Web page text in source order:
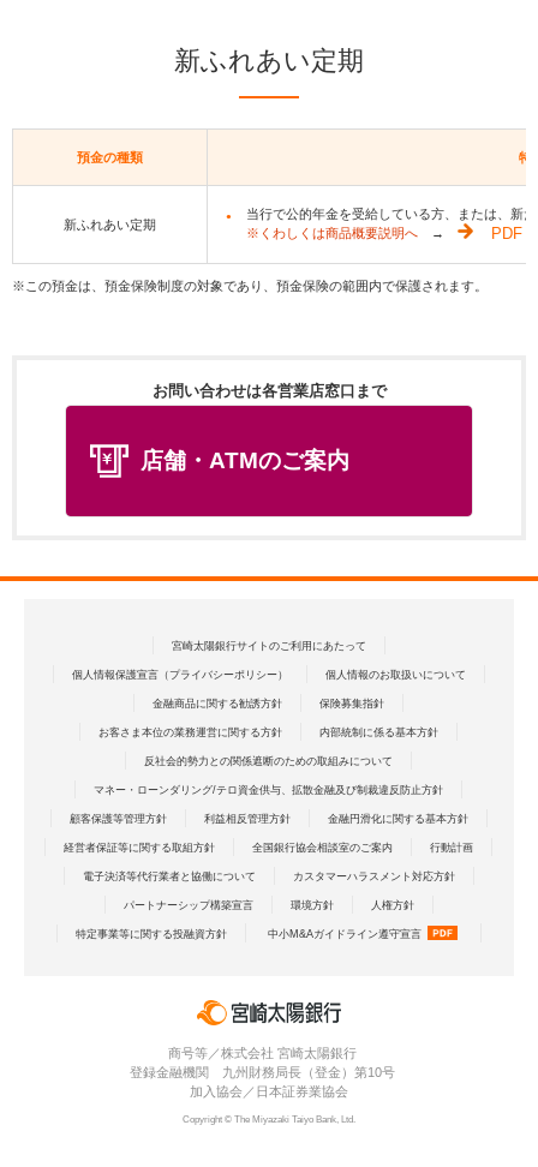
新ふれあい定期
預金の種類 特
新ふれあい定期
当行で公的年金を受給している方、または、新
※くわしくは商品概要説明へ→ PDF
※この預金は、預金保険制度の対象であり、預金保険の範囲内で保護されます。
お問い合わせは各営業店窓口まで
店舗・ATMのご案内
宮崎太陽銀行サイトのご利用にあたって
個人情報保護宣言（プライバシーポリシー） 個人情報のお取扱いについて
金融商品に関する勧誘方針 保険募集指針
お客さま本位の業務運営に関する方針 内部統制に係る基本方針
反社会的勢力との関係遮断のための取組みについて
マネー・ローンダリング/テロ資金供与、拡散金融及び制裁違反防止方針
顧客保護等管理方針 利益相反管理方針 金融円滑化に関する基本方針
経営者保証等に関する取組方針 全国銀行協会相談室のご案内 行動計画
電子決済等代行業者と協働について カスタマーハラスメント対応方針
パートナーシップ構築宣言 環境方針 人権方針
特定事業等に関する投融資方針 中小M&Aガイドライン遵守宣言
商号等／株式会社 宮崎太陽銀行
登録金融機関 九州財務局長（登金）第10号
加入協会／日本証券業協会
Copyright © The Miyazaki Taiyo Bank, Ltd.